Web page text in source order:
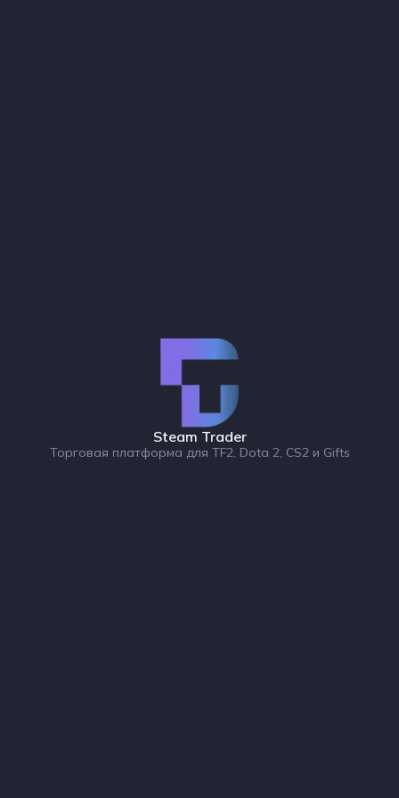
Steam Trader
Торговая платформа для TF2, Dota 2, CS2 и Gifts